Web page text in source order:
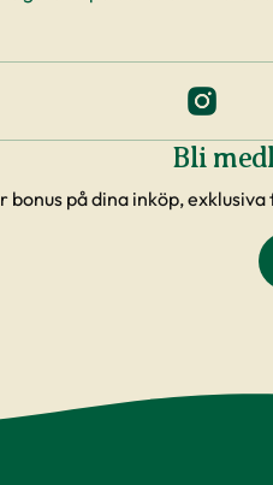
Bli
bonus på dina inköp,